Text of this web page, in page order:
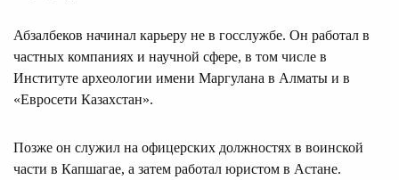
Абзалбеков начинал карьеру не в госслужбе. Он работал в
частных компаниях и научной сфере, в том числе в
Институте археологии имени Маргулана в Алматы и в
«Евросети Казахстан».
Позже он служил на офицерских должностях в воинской
части в Капшагае, а затем работал юристом в Астане.